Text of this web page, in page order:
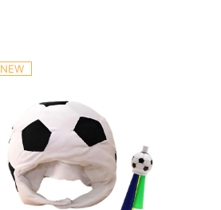
NEW